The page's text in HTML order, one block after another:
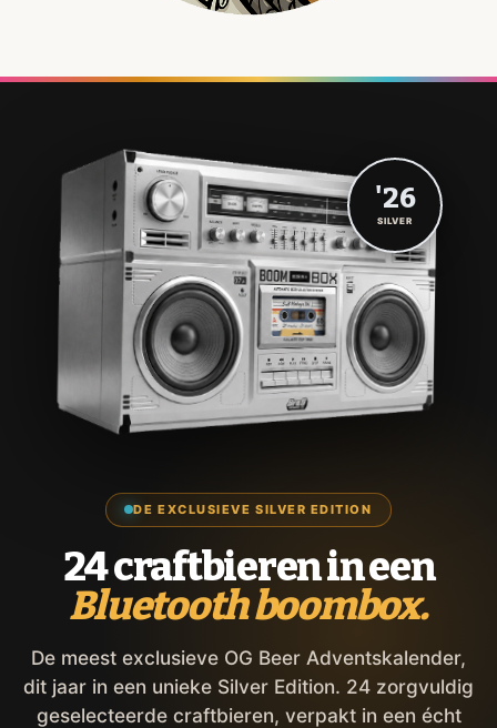
DE EXCLUSIEVE SILVER EDITION
24 craftbieren in een
Bluetooth boombox.
De meest exclusieve OG Beer Adventskalender,
dit jaar in een unieke Silver Edition. 24 zorgvuldig
geselecteerde craftbieren, verpakt in een écht
'26
SILVER